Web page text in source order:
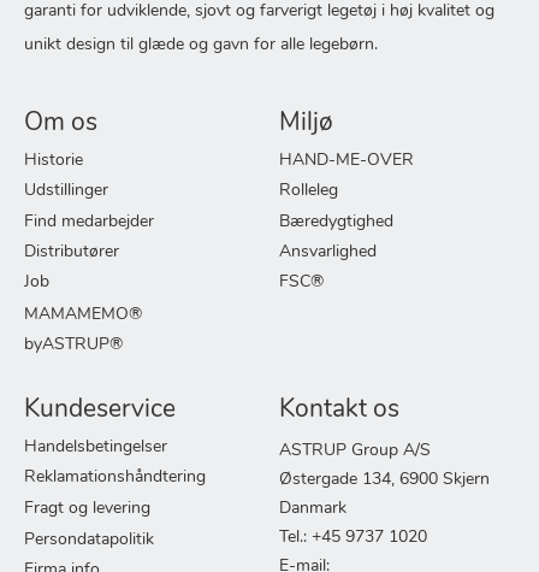
garanti for udviklende, sjovt og farverigt legetøj i høj kvalitet og
unikt design til glæde og gavn for alle legebørn.
Om os
Historie
Udstillinger
Find medarbejder
Distributører
Job
MAMAMEMO®
byASTRUP®
Miljø
HAND-ME-OVER
Rolleleg
Bæredygtighed
Ansvarlighed
FSC®
Kundeservice
Handelsbetingelser
Reklamationshåndtering
Fragt og levering
Persondatapolitik
Kontakt os
ASTRUP Group A/S
Østergade 134, 6900 Skjern
Danmark
Tel.: +45 9737 1020
E-mail: